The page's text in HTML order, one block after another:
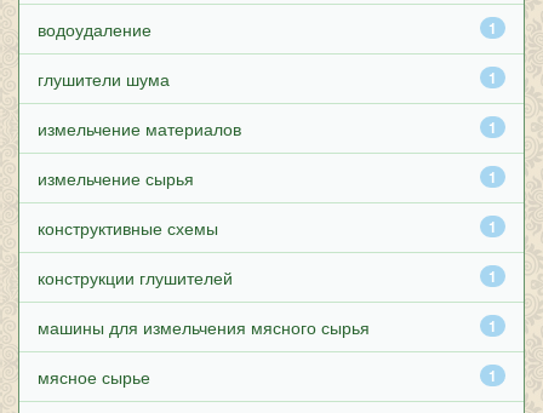
1
водоудаление
1
глушители шума
1
измельчение материалов
1
измельчение сырья
1
конструктивные схемы
1
конструкции глушителей
1
машины для измельчения мясного сырья
1
мясное сырье